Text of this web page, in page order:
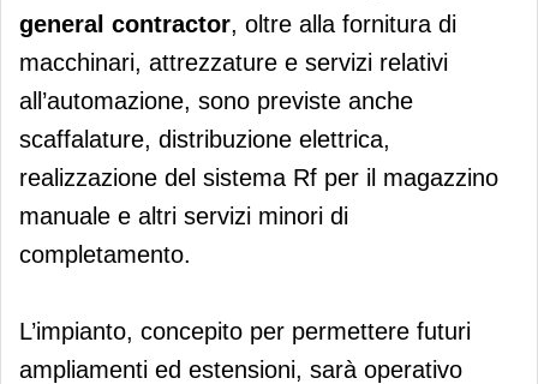
general contractor, oltre alla fornitura di
macchinari, attrezzature e servizi relativi
all’automazione, sono previste anche
scaffalature, distribuzione elettrica,
realizzazione del sistema Rf per il magazzino
manuale e altri servizi minori di
completamento.
L’impianto, concepito per permettere futuri
ampliamenti ed estensioni, sarà operativo